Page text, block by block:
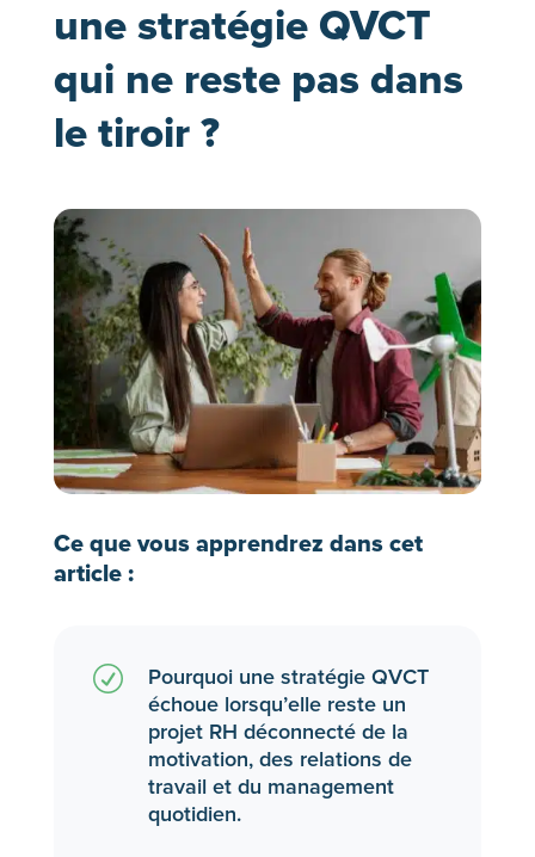
une stratégie QVCT
qui ne reste pas dans
le tiroir ?
Ce que vous apprendrez dans cet
article :
R
Pourquoi une stratégie QVCT
échoue lorsqu’elle reste un
projet RH déconnecté de la
motivation, des relations de
travail et du management
quotidien.